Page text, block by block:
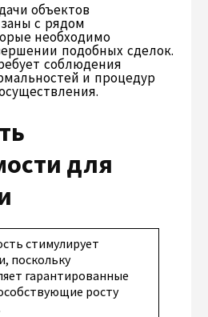
объектов
с рядом
необходимо
подобных сделок.
соблюдения
и процедур
для
стимулирует
поскольку
гарантированные
росту